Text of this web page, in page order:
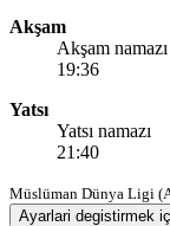
Akşam
Akşam namazı
19:36
Yatsı
Yatsı namazı
21:40
Müslüman Dünya Ligi
Ayarlari degistirmek